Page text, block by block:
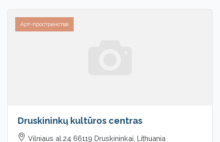
Арт-пространства
Druskininkų kultūros centras
Vilniaus al.24 66119 Druskininkai, Lithuania